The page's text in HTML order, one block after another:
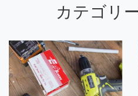
カテゴリ